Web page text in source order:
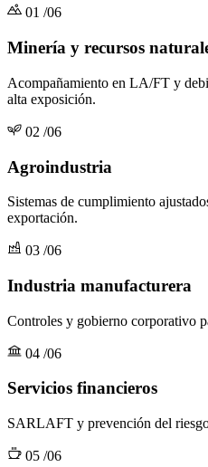
01 /06
Minería y recursos
Acompañamiento en LA/FT y
alta exposición.
02 /06
Agroindustria
Sistemas de cumplimiento
exportación.
03 /06
Industria manufacturera
Controles y gobierno corporativo
04 /06
Servicios financieros
SARLAFT y prevención del
05 /06